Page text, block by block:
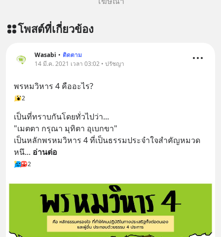
โพสต์ที่เกี่ยวข้อง
Wasabi • ติดตาม
14 มี.ค. 2021 เวลา 03:02 • ปรัชญา
พรหมวิหาร 4 คืออะไร?
2
เป็นที่ทราบกันโดยทั่วไปว่า...
"เมตตา กรุณา มุทิตา อุเบกขา"
เป็นหลักพรหมวิหาร 4 ที่เป็นธรรมประจำใจสำคัญหมวด
หนึ... อ่านต่อ
2